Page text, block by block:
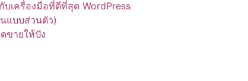
บเครื่องมือที่ดีที่สุด WordPress
แบบส่วนตัว)
ขายให้ปัง